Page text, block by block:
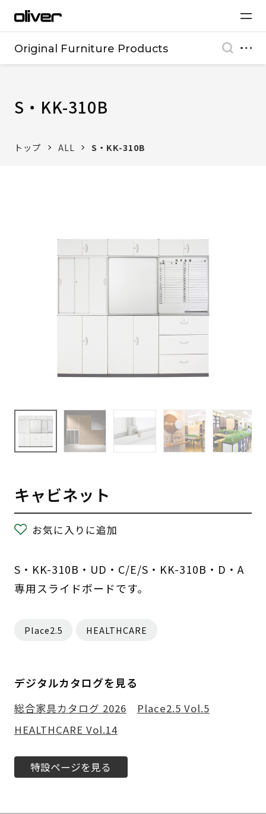
Original Furniture Products
S・KK-310B
トップ ALL S・KK-310B
キャビネット
お気に入りに追加
S・KK-310B・UD・C/E/S・KK-310B・D・A
専用スライドボードです。
Place2.5 HEALTHCARE
デジタルカタログを見る
総合家具カタログ 2026
Place2.5 Vol.5
HEALTHCARE Vol.14
特設ページを見る